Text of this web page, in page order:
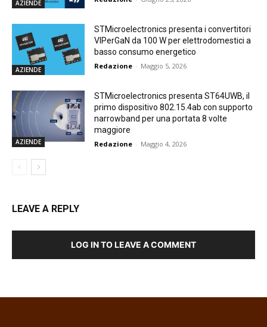
AZIENDE
AZIENDE
STMicroelectronics presenta i convertitori
VIPerGaN da 100 W per elettrodomestici a
basso consumo energetico
Redazione - Maggio 5, 2026
AZIENDE
STMicroelectronics presenta ST64UWB, il
primo dispositivo 802.15.4ab con supporto
narrowband per una portata 8 volte
maggiore
Redazione - Maggio 4, 2026
LEAVE A REPLY
LOG IN TO LEAVE A COMMENT